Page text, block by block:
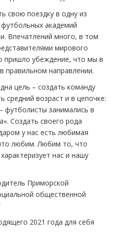
свою поездку в одну из
академий
Впечатлений много, в том
мирового
пришло убеждение, что мы в
правильном направлении.
цель – создать команду
возраст и в цепочке:
занимались в
Создать своего рода
у нас есть любимая
любим. Любим то, что
нас и нашу
Приморской
общественной
2021 года для себя